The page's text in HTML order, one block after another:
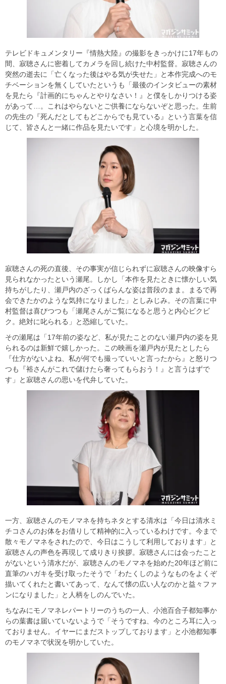
テレビドキュメンタリー『情熱大陸』の撮影をきっかけに17年もの
間、寂聴さんに密着してカメラを回し続けた中村監督。寂聴さんの
突然の逝去に「亡くなった後はやる気が失せた」と本作完成へのモ
チベーションを無くしていたというも「最後のインタビューの素材
を見たら『計画的にちゃんとやりなさい！』と僕をしかりつける姿
があって…。これはやらないとご供養にならないぞと思った。生前
の先生の『死んだとしてもどこからでも見ている』という言葉を信
じて、皆さんと一緒に作品を見たいです」と心境を明かした。
寂聴さんの死の直後、その事実が信じられずに寂聴さんの映像すら
見られなかったという瀬尾。しかし「本作を見たときに懐かしい気
持ちがしたり、瀬戸内のざっくばらんな姿は普段のまま。まるで再
会できたかのような気持になりました」としみじみ。その言葉に中
村監督は喜びつつも「瀬尾さんがご覧になると思うと内心ビクビ
ク。絶対に叱られる」と恐縮していた。
その瀬尾は「17年前の姿など、私が見たことのない瀬戸内の姿を見
られるのは新鮮で嬉しかった。この映画を瀬戸内が見たとしたら
『仕方がないよね、私が何でも撮っていいと言ったから』と怒りつ
つも『裕さんがこれで儲けたら奢ってもらおう！』と言うはずで
す」と寂聴さんの思いを代弁していた。
一方、寂聴さんのモノマネを持ちネタとする清水は「今日は清水ミ
チコさんのお体をお借りして精神的に入っているわけです。今まで
散々モノマネをされたので、今日はこうして利用しております」と
寂聴さんの声色を再現して成りきり挨拶。寂聴さんには会ったこと
がないという清水だが、寂聴さんのモノマネを始めた20年ほど前に
直筆のハガキを受け取ったそうで「わたくしのようなものをよくぞ
描いてくれたと書いてあって、なんて懐の広い人なのかと益々ファ
ンになりました」と人柄をしのんでいた。
ちなみにモノマネレパートリーのうちの一人、小池百合子都知事か
らの葉書は届いていないようで「そうですね、今のところ耳に入っ
ておりません。イヤーにまだストップしております」と小池都知事
のモノマネで状況を明かしていた。